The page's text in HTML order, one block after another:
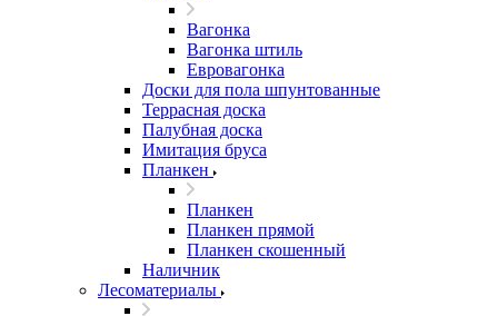
Вагонка
Вагонка штиль
Евровагонка
Доски для пола шпунтованные
Террасная доска
Палубная доска
Имитация бруса
Планкен
Планкен
Планкен прямой
Планкен скошенный
Наличник
Лесоматериалы